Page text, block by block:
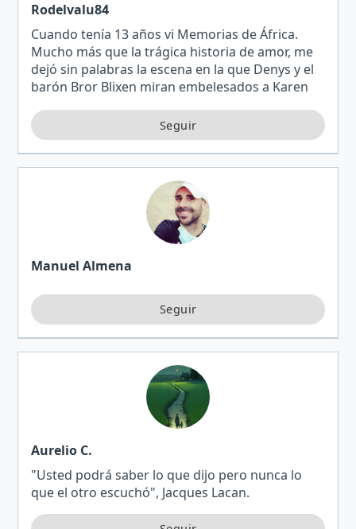
Rodelvalu84
Cuando tenía 13 años vi Memorias de África.
Mucho más que la trágica historia de amor, me
dejó sin palabras la escena en la que Denys y el
barón Bror Blixen miran embelesados a Karen
unas velas, q…
Manuel Almena
Aurelio C.
"Usted podrá saber lo que dijo pero nunca lo
que el otro escuchó", Jacques Lacan.